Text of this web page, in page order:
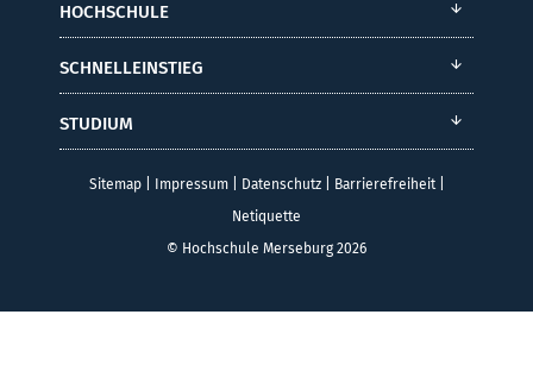
HOCHSCHULE
SCHNELLEINSTIEG
STUDIUM
Sitemap| Impressum| Datenschutz| Barrierefreiheit|
Netiquette
© Hochschule Merseburg 2026